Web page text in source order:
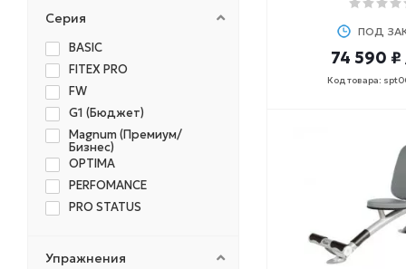
ПОД
74 590 ₽
Код товара:
Серия
BASIC
FITEX PRO
FW
G1 (Бюджет)
Magnum (Премиум/
Бизнес)
OPTIMA
PERFOMANCE
PRO STATUS
Упражнения